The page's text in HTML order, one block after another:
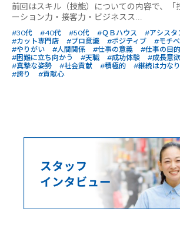
前回はスキル（技能）についての内容で、「
ーション力・接客力・ビジネスス...
#30代 #40代 #50代 #ＱＢハウス #アシスタ
#カット専門店
#プロ意識 #ポジティブ
#モチ
#やりがい
#人間関係 #仕事の意義 #仕事の目的
#困難に立ち向かう
#天職 #成功体験 #成長意欲
#真摯な姿勢
#社会貢献 #積極的 #継続は力なり
#誇り
#貢献心